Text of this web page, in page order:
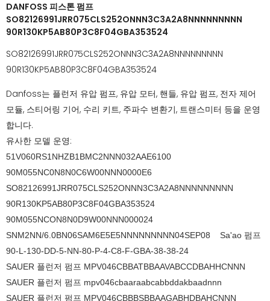
DANFOSS 피스톤 펌프
SO82126991JRR075CLS252ONNN3C3A2A8NNNNNNNNN
90R130KP5AB80P3C8F04GBA353524
SO82126991JRR075CLS252ONNN3C3A2A8NNNNNNNNN
90R130KP5AB80P3C8F04GBA353524
Danfoss는 플런저 유압 펌프, 유압 모터, 핸들, 유압 펌프, 전자 제어
모듈, 스티어링 기어, 수리 키트, 주파수 변환기, 트랜스미터 등을 운영
합니다.
유사한 모델 운영:
51V060RS1NHZB1BMC2NNN032AAE6100
90M055NC0N8N0C6W00NNN0000E6
SO82126991JRR075CLS252ONNN3C3A2A8NNNNNNNNN
90R130KP5AB80P3C8F04GBA353524
90M055NCON8N0D9W00NNN000024
SNM2NN/6.0BN06SAM6E5E5NNNNNNNNN04SEP08 Sa'ao 펌프
90-L-130-DD-5-NN-80-P-4-C8-F-GBA-38-38-24
SAUER 플런저 펌프 MPV046CBBATBBAAVABCCDBAHHCNNN
SAUER 플런저 펌프 mpv046cbaaraabcabbddakbaadnnn
SAUER 플런저 펌프 MPV046CBBBSBBAAGABHDBAHCNNN